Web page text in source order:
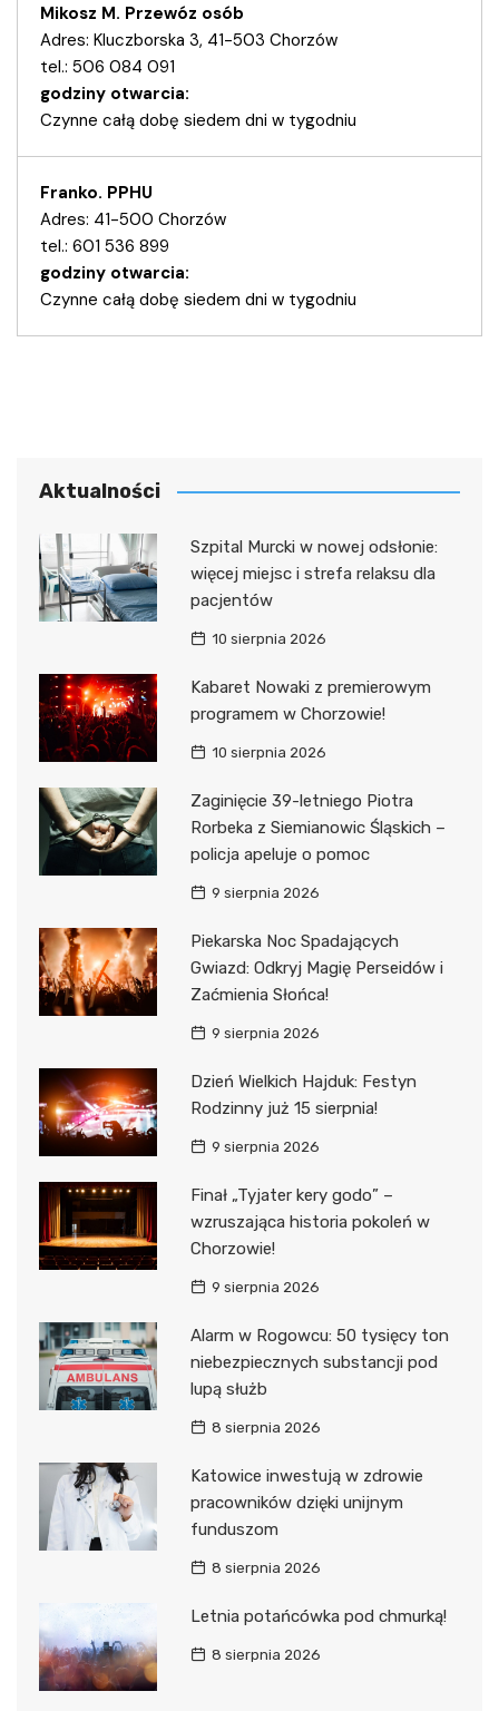
Mikosz M. Przewóz osób
Adres: Kluczborska 3, 41-503 Chorzów
tel.: 506 084 091
godziny otwarcia:
Czynne całą dobę siedem dni w tygodniu
Franko. PPHU
Adres: 41-500 Chorzów
tel.: 601 536 899
godziny otwarcia:
Czynne całą dobę siedem dni w tygodniu
Aktualności
Szpital Murcki w nowej odsłonie:
więcej miejsc i strefa relaksu dla
pacjentów
10 sierpnia 2026
Kabaret Nowaki z premierowym
programem w Chorzowie!
10 sierpnia 2026
Zaginięcie 39-letniego Piotra
Rorbeka z Siemianowic Śląskich –
policja apeluje o pomoc
9 sierpnia 2026
Piekarska Noc Spadających
Gwiazd: Odkryj Magię Perseidów i
Zaćmienia Słońca!
9 sierpnia 2026
Dzień Wielkich Hajduk: Festyn
Rodzinny już 15 sierpnia!
9 sierpnia 2026
Finał „Tyjater kery godo” –
wzruszająca historia pokoleń w
Chorzowie!
9 sierpnia 2026
Alarm w Rogowcu: 50 tysięcy ton
niebezpiecznych substancji pod
lupą służb
8 sierpnia 2026
Katowice inwestują w zdrowie
pracowników dzięki unijnym
funduszom
8 sierpnia 2026
Letnia potańcówka pod chmurką!
8 sierpnia 2026